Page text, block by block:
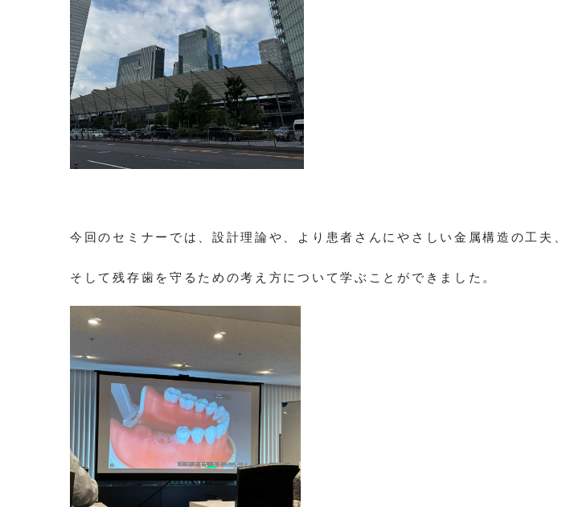
今回のセミナーでは、設計理論や、より患者さんにやさしい金属構造の工夫、
そして残存歯を守るための考え方について学ぶことができました。